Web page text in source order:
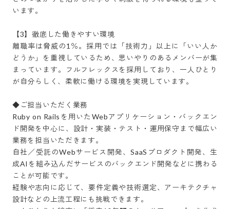
います。
【3】徹底した働きやすい環境
離職率は脅威の1％。採用では「技術力」以上に「いい人か
どうか」を重視しているため、思いやりのあるメンバーが集
まっています。フルフレックスを採用しており、一人ひとり
が自分らしく、柔軟に働ける環境を実現しています。
◆ご担当いただく業務
Ruby on Railsを用いたWebアプリケーション・バックエン
ド開発を中心に、設計・実装・テスト・運用保守まで幅広い
業務を担当いただきます。
自社／受託のWebサービス開発、SaaSプロダクト開発、生
成AIを組み込んだサービスのバックエンド開発などに携わる
ことが可能です。
経験や志向に応じて、要件定義や技術選定、アーキテクチャ
設計などの上流工程にも挑戦できます。